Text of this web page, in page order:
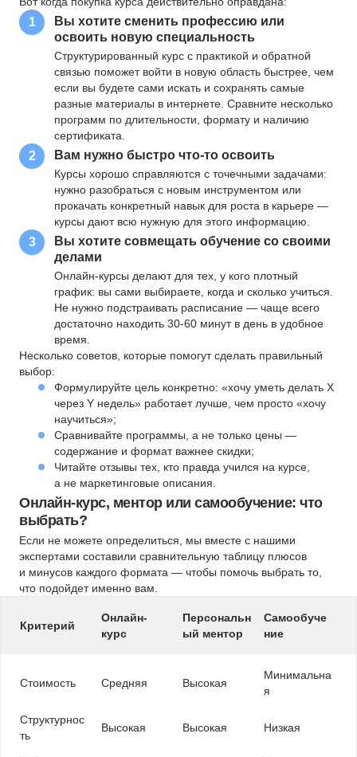
1
Вы хотите сменить профессию или
освоить новую специальность
Структурированный курс с практикой и обратной
связью поможет войти в новую область быстрее, чем
если вы будете сами искать и сохранять самые
разные материалы в интернете. Сравните несколько
программ по длительности, формату и наличию
сертификата.
2 Вам нужно быстро что-то освоить
Курсы хорошо справляются с точечными задачами:
нужно разобраться с новым инструментом или
прокачать конкретный навык для роста в карьере —
курсы дают всю нужную для этого информацию.
3
Вы хотите совмещать обучение со своими
делами
Онлайн-курсы делают для тех, у кого плотный
график: вы сами выбираете, когда и сколько учиться.
Не нужно подстраивать расписание — чаще всего
достаточно находить 30-60 минут в день в удобное
время.
Несколько советов, которые помогут сделать правильный
выбор:
Формулируйте цель конкретно: «хочу уметь делать X
через Y недель» работает лучше, чем просто «хочу
научиться»;
Сравнивайте программы, а не только цены —
содержание и формат важнее скидки;
Читайте отзывы тех, кто правда учился на курсе,
а не маркетинговые описания.
Онлайн-курс, ментор или самообучение: что
выбрать?
Если не можете определиться, мы вместе с нашими
экспертами составили сравнительную таблицу плюсов
и минусов каждого формата — чтобы помочь выбрать то,
что подойдет именно вам.
Критерий
Онлайн-
курс
Персональн
ый ментор
Самообуче
ние
Стоимость Средняя Высокая
Минимальна
я
Структурнос
ть
Высокая Высокая Низкая